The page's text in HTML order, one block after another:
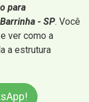
para
- SP. Você
ver como a
a estrutura